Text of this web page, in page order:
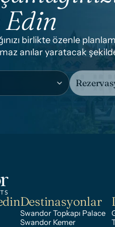
Edin
birlikte özenle
anılar yaratacak
Destinasyonlar
Swandor Topkapı Palace
Swandor Kemer